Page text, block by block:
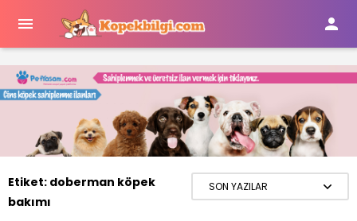
 
Etiket: doberman köpek
bakımı